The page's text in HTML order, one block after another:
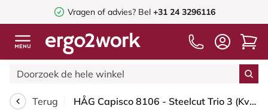
Vragen of advies? Bel +31 24 3296116
Terug HÅG Capisco 8106 - Steelcut Trio 3 (Kvadrat) - Wol / Polyamide - STT966 - Brown grey - Framekleur - Zwart - Gasveer - 265 mm (Zithoogte 53-79cm) - Vloercontact - Glijdoppen - Voetenring - Nee, geen voetenring - Voetster - Ja, voetster in gepolijst alum...